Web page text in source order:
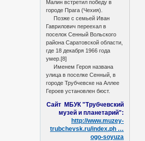
Малин встретил победу в
городе Прага (Чехия).
Позже с семьей Иван
Гаврилович переехал в
поселок Сенный Вольского
района Саратовской области,
где 18 декабря 1966 года
умер.[8]
Именем Героя названа
улица в поселке Сенный, в
городе Трубчевске на Аллее
Героев установлен бюст.
Сайт МБУК "Трубчевский
музей и планетарий":
http://www.muzey-
trubchevsk.ru/index.ph …
ogo-soyuza